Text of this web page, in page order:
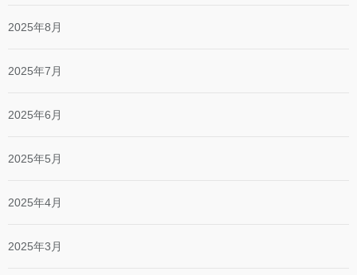
2025年8月
2025年7月
2025年6月
2025年5月
2025年4月
2025年3月